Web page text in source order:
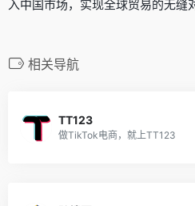
入中国市场，实现全球贸易的无缝
相关导航
TT123
做TikTok电商，就上TT123